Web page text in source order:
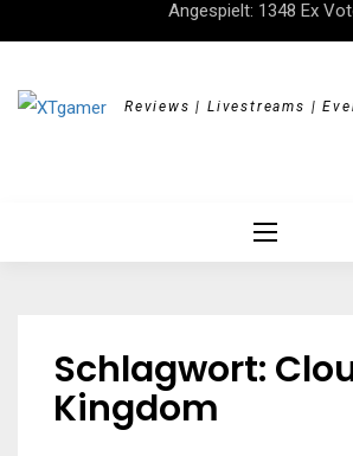
Angespielt: 1348 Ex
Reviews | Livestreams |
Schlagwort:
Kingdom